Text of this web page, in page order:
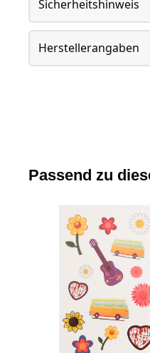
Sicherheitshinweis
Herstellerangaben
Passend zu